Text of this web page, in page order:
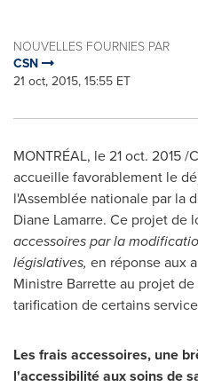
NOUVELLES FOURNIES PAR
CSN
21 oct, 2015, 15:55 ET
MONTRÉAL, le21 oct. 2015/
accueille favorablement le
l'Assemblée nationale par la
Diane Lamarre. Ce projet de
accessoires par la
législatives, en réponse aux
Ministre Barrette au projet
tarification de certains
Les frais accessoires, une
l'accessibilité aux soins de